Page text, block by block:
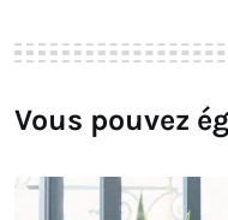
Vous pouvez